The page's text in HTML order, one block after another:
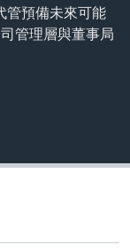
管預備未來可能
管理層與董事局